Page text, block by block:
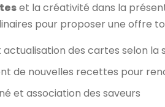
et la créativité dans la
pour proposer une offre
des cartes selon la
de nouvelles recettes pour
et association des saveurs